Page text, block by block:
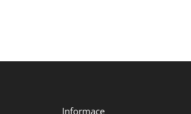
Informace